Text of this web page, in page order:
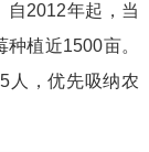
自2012年起，当
植近1500亩。
人，优先吸纳农